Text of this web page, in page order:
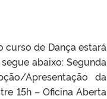
curso de Dança estará
abaixo: Segunda
Apresentação da
15h – Oficina Aberta